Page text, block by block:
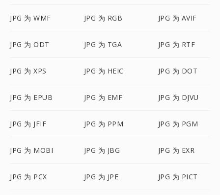
JPG 为 WMF JPG 为 RGB JPG 为 AVIF
JPG 为 ODT JPG 为 TGA JPG 为 RTF
JPG 为 XPS JPG 为 HEIC JPG 为 DOT
JPG 为 EPUB JPG 为 EMF JPG 为 DJVU
JPG 为 JFIF JPG 为 PPM JPG 为 PGM
JPG 为 MOBI JPG 为 JBG JPG 为 EXR
JPG 为 PCX JPG 为 JPE JPG 为 PICT